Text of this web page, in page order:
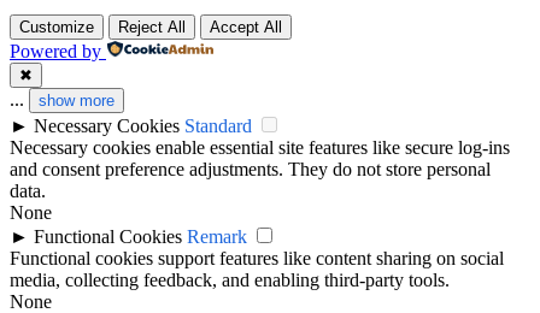
Customize Reject All Accept All
Powered by
✖
... show more
► Necessary Cookies Standard
Necessary cookies enable essential site features like secure log-ins
and consent preference adjustments. They do not store personal
data.
None
► Functional Cookies Remark
Functional cookies support features like content sharing on social
media, collecting feedback, and enabling third-party tools.
None